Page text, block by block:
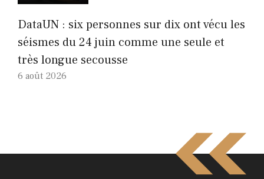
DataUN : six personnes sur dix ont vécu les
séismes du 24 juin comme une seule et
très longue secousse
6 août 2026